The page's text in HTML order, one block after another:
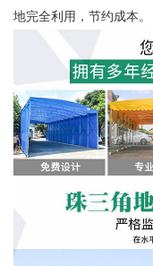
地完全利用，节约成本。